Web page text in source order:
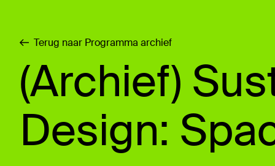
Terug naar Programma archief
(Archief)
Design: